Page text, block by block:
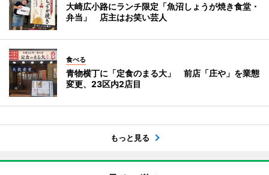
大崎広小路にランチ限定「魚沼しょうが焼き食堂・
弁当」 店主はお笑い芸人
食べる
青物横丁に「定食のまる大」 前店「庄や」を業態
変更、23区内2店目
もっと見る